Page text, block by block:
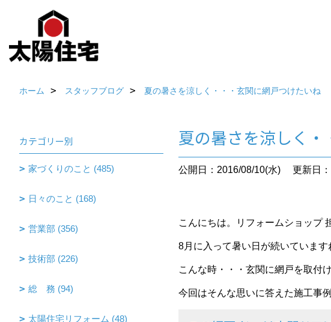
ホーム スタッフブログ 夏の暑さを涼しく・・・玄関に網戸つけたいね
夏の暑さを涼しく
公開日：2016/08/10(水) 更新日
こんにちは。リフォームショップ
8月に入って暑い日が続いていま
こんな時・・・玄関に網戸を取付
今回はそんな思いに答えた施工事
カテゴリー別
家づくりのこと (485)
日々のこと (168)
営業部 (356)
技術部 (226)
総 務 (94)
太陽住宅リフォーム (48)